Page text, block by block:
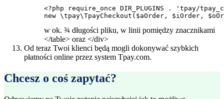
<?php require_once DIR_PLUGINS .
'tpay/
new \tpay\TpayCheckout ( $aOrder , $iOrder ,
w ok. ¾ długości pliku, w linii pomiędzy znacznikami
</table> oraz </div>
Od teraz Twoi klienci będą mogli dokonywać szybkich
płatności online przez system Tpay.com.
Chcesz o coś zapytać?